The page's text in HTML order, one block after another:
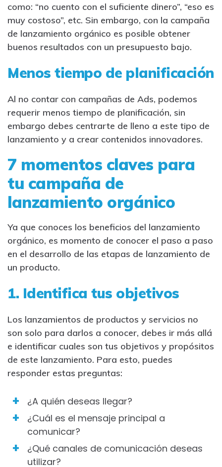
como: “no cuento con el suficiente dinero”, “eso es
muy costoso”, etc. Sin embargo, con la campaña
de lanzamiento orgánico es posible obtener
buenos resultados con un presupuesto bajo.
Menos tiempo de planificación
Al no contar con campañas de Ads, podemos
requerir menos tiempo de planificación, sin
embargo debes centrarte de lleno a este tipo de
lanzamiento y a crear contenidos innovadores.
7 momentos claves para
tu campaña de
lanzamiento orgánico
Ya que conoces los beneficios del lanzamiento
orgánico, es momento de conocer el paso a paso
en el desarrollo de las etapas de lanzamiento de
un producto.
1. Identifica tus objetivos
Los lanzamientos de productos y servicios no
son solo para darlos a conocer, debes ir más allá
e identificar cuales son tus objetivos y propósitos
de este lanzamiento. Para esto, puedes
responder estas preguntas:
¿A quién deseas llegar?
¿Cuál es el mensaje principal a
comunicar?
¿Qué canales de comunicación deseas
utilizar?